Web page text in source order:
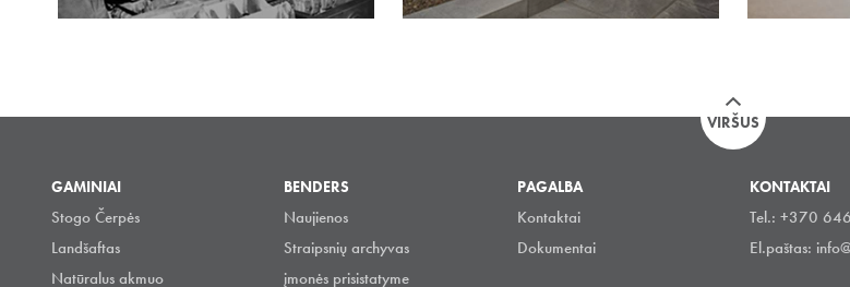
VIRŠUS
GAMINIAI
Stogo Čerpės
Landšaftas
Natūralus akmuo
BENDERS
Naujienos
Straipsnių archyvas
įmonės prisistatyme
PAGALBA
Kontaktai
Dokumentai
KONTAKTAI
Tel.: +370
El.paštas: